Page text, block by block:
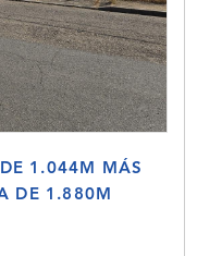
1.044M MÁS
DE 1.880M